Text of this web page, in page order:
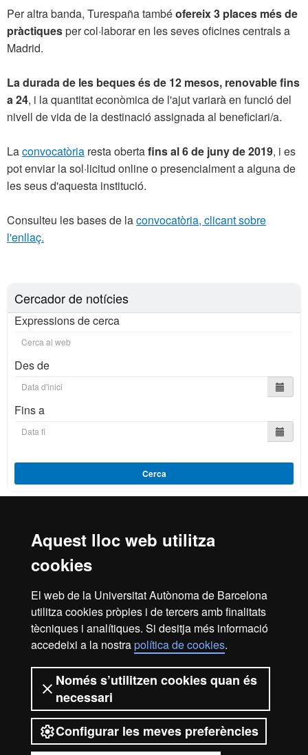
Aquest lloc web utilitza
cookies
El web de la Universitat Autònoma de Barcelona
utilitza cookies pròpies i de tercers amb finalitats
tècniques i analítiques. Si desitja més informació
accedeixi a la nostrapolítica de cookies.
Només s’utilitzen cookies quan és
necessari
Configurar les meves preferències
Per altra banda, Turespaña tambéofereix 3 places més de
pràctiquesper col·laborar en les seves oficines centrals a
Madrid.
La durada de les bequesés de 12 mesos, renovable fins
a 24, i la quantitat econòmica de l'ajut variarà en funció del
nivell de vida de la destinació assignada al beneficiari/a.
Laconvocatòria resta obertafins al 6 de juny de 2019, i es
pot enviar la sol·licitud online o presencialment a alguna de
les seus d'aquesta institució.
Consulteu les bases de laconvocatòria, clicant sobre
l'enllaç.
Cercador de notícies
Expressions de cerca
Des de
Fins a
Cerca
Reconeixement internacional de l'excel·lència
HR
in
Inici Avís legal
Política de privacitat
Protecció de dades Sobre el web
Som una universitat capdavantera que imparteix una
docència de qualitat, diversificada, multidisciplinària i
flexible, ajustada a les necessitats de la societat i adaptada
als nous models de l'Europa del coneixement. La UAB és
reconeguda internacionalment per la qualitat i el caràcter